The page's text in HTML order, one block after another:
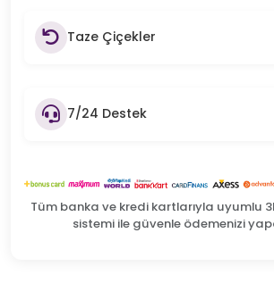
Taze Çiçekler
7/24 Destek
Tüm banka ve kredi kartlarıyla uyumlu
sistemi ile güvenle ödemenizi